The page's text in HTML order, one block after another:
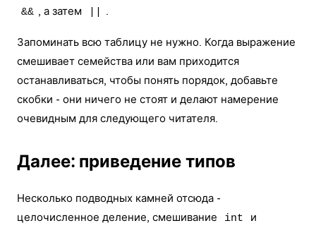
&& , а затем .
Запоминать всю таблицу не нужно. Когда выражение
смешивает семейства или вам приходится
останавливаться, чтобы понять порядок, добавьте
скобки - они ничего не стоят и делают намерение
очевидным для следующего читателя.
Далее: приведение типов
Несколько подводных камней отсюда -
целочисленное деление, смешивание
int и